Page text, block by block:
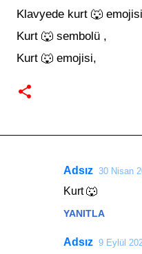
Klavyede kurt 🐺 emojisi
Kurt 🐺 sembolü ,
Kurt 🐺 emojisi,
Adsız 30 Nisan
Kurt 🐺
YANITLA
Adsız 9 Eylül